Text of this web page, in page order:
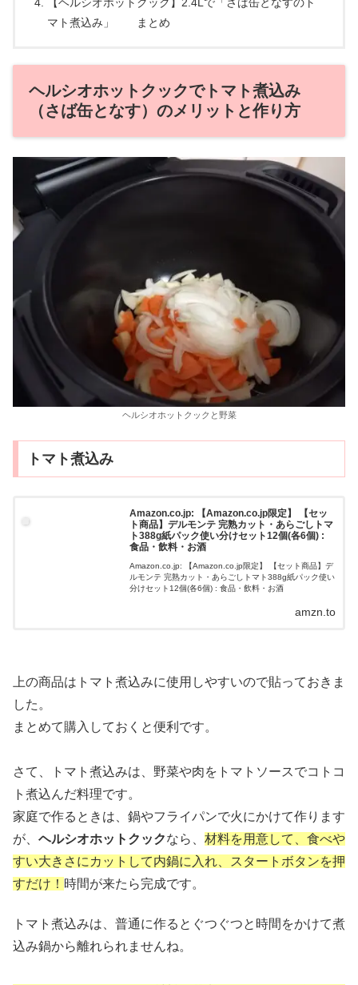
マト煮込み」 まとめ
ヘルシオホットクックでトマト煮込み
（さば缶となす）のメリットと作り方
ヘルシオホットクックと野菜
トマト煮込み
Amazon.co.jp: 【Amazon.co.jp限定】 【セッ
ト商品】デルモンテ 完熟カット・あらごしトマ
ト388g紙パック使い分けセット12個(各6個) :
食品・飲料・お酒
Amazon.co.jp: 【Amazon.co.jp限定】 【セット商品】デ
ルモンテ 完熟カット・あらごしトマト388g紙パック使い
分けセット12個(各6個) : 食品・飲料・お酒
amzn.to
上の商品はトマト煮込みに使用しやすいので貼っておきま
した。
まとめて購入しておくと便利です。
さて、トマト煮込みは、野菜や肉をトマトソースでコトコ
ト煮込んだ料理です。
家庭で作るときは、鍋やフライパンで火にかけて作ります
が、 ヘルシオホットクックなら、 材料を用意して、食べや
すい大きさにカットして内鍋に入れ、スタートボタンを押
すだけ！ 時間が来たら完成です。
トマト煮込みは、普通に作るとぐつぐつと時間をかけて煮
込み鍋から離れられませんね。